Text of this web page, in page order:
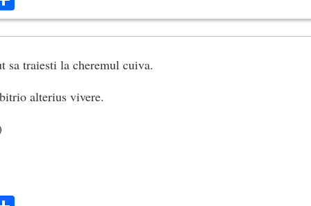
sa traiesti la cheremul cuiva.
alterius vivere.